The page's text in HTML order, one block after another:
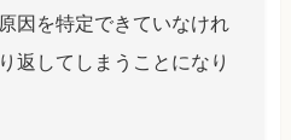
因を特定できていなけれ
返してしまうことになり